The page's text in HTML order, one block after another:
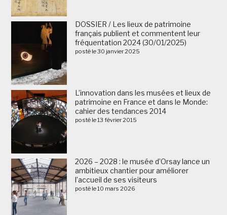
DOSSIER / Les lieux de patrimoine
français publient et commentent leur
fréquentation 2024 (30/01/2025)
posté le 30 janvier 2025
L’innovation dans les musées et lieux de
patrimoine en France et dans le Monde:
cahier des tendances 2014
posté le 13 février 2015
2026 – 2028 : le musée d’Orsay lance un
ambitieux chantier pour améliorer
l’accueil de ses visiteurs
posté le 10 mars 2026